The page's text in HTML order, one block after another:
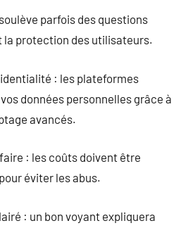
parfois des questions
la protection des utilisateurs.
: les plateformes
données personnelles grâce à
avancés.
: les coûts doivent être
éviter les abus.
: un bon voyant expliquera